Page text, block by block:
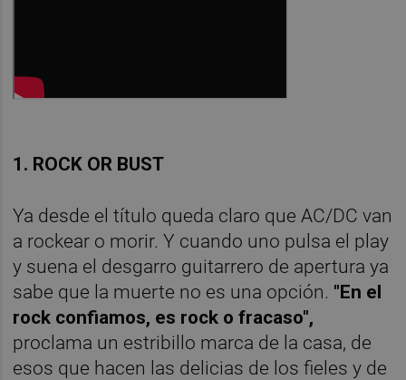
1. ROCK OR BUST
Ya desde el título queda claro que AC/DC van
a rockear o morir. Y cuando uno pulsa el play
y suena el desgarro guitarrero de apertura ya
sabe que la muerte no es una opción. "En el
rock confiamos, es rock o fracaso",
proclama un estribillo marca de la casa, de
esos que hacen las delicias de los fieles y de